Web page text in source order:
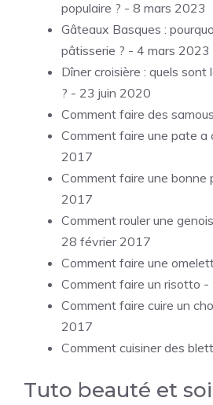
populaire ? - 8 mars 2023
Gâteaux Basques :
pâtisserie ? - 4 mars 2023
Dîner croisière : quels
? - 23 juin 2020
Comment faire des
Comment faire une pate a
2017
Comment faire une bonne
2017
Comment rouler une
28 février 2017
Comment faire une
Comment faire un risotto -
Comment faire cuire un
2017
Comment cuisiner des
Tuto beauté et